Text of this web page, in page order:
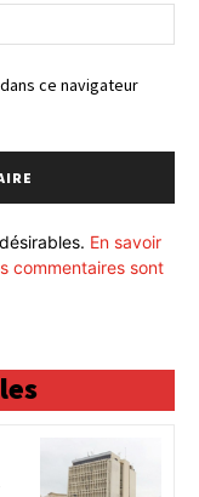
:
ce navigateur
En savoir
commentaires sont